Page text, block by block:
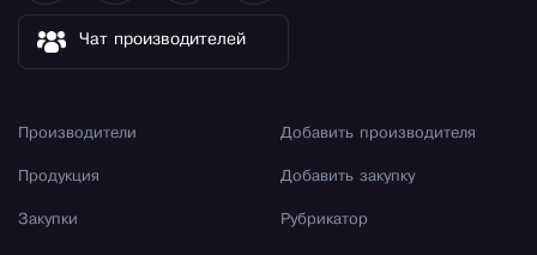
Чат производителей
Производители
Продукция
Закупки
Добавить производителя
Добавить закупку
Рубрикатор